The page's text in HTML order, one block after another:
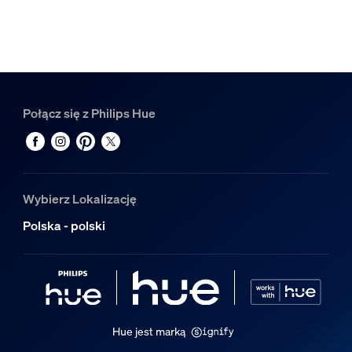
Materiał
Trwałość
Dodatkowe funkcje/akcesoria w
Przyciemnianie za pomocą aplikacji Hue i regulatora
Wbudowane źródło światła LED
Połącz się z Philips Hue
Wybierz Lokalizację
Polska - polski
Hue jest marką